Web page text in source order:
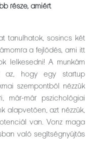
része, amiért
tanulhatok, sosincs két
a fejlődés, ami itt
lelkesedni! A munkám
az, hogy egy startup
szempontból nézzük
már-már pszichológiai
alapvetően, azt nézzük,
van. Vonz maga
való segítségnyújtás